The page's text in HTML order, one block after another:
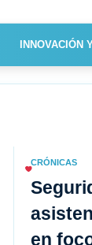
INNOVACIÓN
CRÓNICAS
en